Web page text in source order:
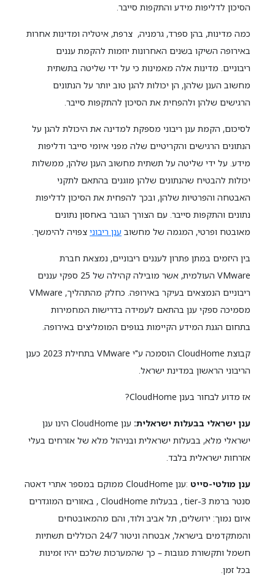
הסיכון לדליפות מידע והתקפות סייבר.
כמה מדינות, בהן ספרד, גרמניה, צרפת, איטליה ומדינות אחרות
באירופה השיקו בשנים האחרונות יוזמות להקמת עננים
ריבוניים. מדינות אלה מאמינות כי על ידי שליטה בתשתית
מחשוב הענן שלהן, הן יכולות להגן טוב יותר על הנתונים
הרגישים שלהן ולהפחית את הסיכון להתקפות סייבר.
לסיכום, הקמת ענן ריבוני מספקת למדינה את היכולת להגן על
הנתונים הרגישים והקריטיים שלה מפני איומי סייבר ודליפות
מידע. על ידי שליטה על תשתית מחשוב הענן שלהן, ממשלות
יכולות להבטיח שהנתונים שלהן מוגנים בהתאם לתקני
האבטחה והפרטיות שלהן, ובכך להפחית את הסיכון לדליפות
נתונים והתקפות סייבר. עם הצורך הגובר באחסון נתונים
מאובטח ופרטי, המגמה של מחשוב ענן ריבוני צפויה להימשך.
בין היזמים במתן פתרון לעננים ריבוניים, נמצאת חברת
VMware העולמית, אשר מובילה קהילה של 25 ספקי עננים
ריבוניים הנמצאים בעיקר באירופה. כחלק מהתהליך, VMware
מסמיכה ספקי ענן בהתאם לעמידה בדרישות המחמירות
בתחום הגנת המידע הקיימות בגופים המומליצים באירופה.
קבוצת CloudHome הוסמכה ע"י VMware בתחילת 2023 כענן
הריבוני הראשון במדינת ישראל.
אז מדוע לבחור בענן CloudHome?
ענן ישראלי בבעלות ישראלית:
ענן CloudHome הינו ענן
ישראלי מלא, בבעלות ישראלית ובניהול מלא של אזרחים בעלי
אזרחות ישראלית בלבד.
ענן מולטי-סייט
:ענן CloudHome ממוקם במספר אתרי דאטה
סנטר ברמת tier-3 , בבעלות CloudHome , באזורים המוגדרים
איום נמוך: ירושלים, תל אביב ולוד, והם מהמאובטחים
והמתקדמים בישראל, אבטחה וניטור 24/7 הכוללים תשתיות
חשמל ותקשורת מגובות – כך שהמערכות שלכם יהיו זמינות
בכל זמן.